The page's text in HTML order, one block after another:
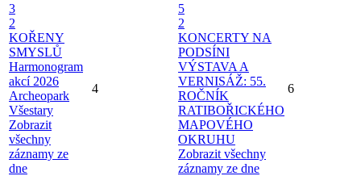
3
2
KOŘENY
SMYSLŮ
Harmonogram
akcí 2026
Archeopark
Všestary
Zobrazit
všechny
záznamy ze
dne
4
5
2
KONCERTY NA
PODSÍNI
VÝSTAVA A
VERNISÁŽ: 55.
ROČNÍK
RATIBOŘICKÉHO
MAPOVÉHO
OKRUHU
Zobrazit všechny
záznamy ze dne
6